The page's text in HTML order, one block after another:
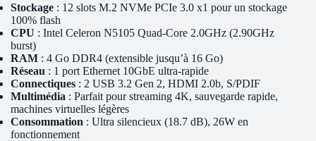
Stockage : 12 slots M.2 NVMe PCIe 3.0 x1 pour un stockage
100% flash
CPU : Intel Celeron N5105 Quad-Core 2.0GHz (2.90GHz
burst)
RAM : 4 Go DDR4 (extensible jusqu’à 16 Go)
Réseau : 1 port Ethernet 10GbE ultra-rapide
Connectiques : 2 USB 3.2 Gen 2, HDMI 2.0b, S/PDIF
Multimédia : Parfait pour streaming 4K, sauvegarde rapide,
machines virtuelles légères
Consommation : Ultra silencieux (18.7 dB), 26W en
fonctionnement